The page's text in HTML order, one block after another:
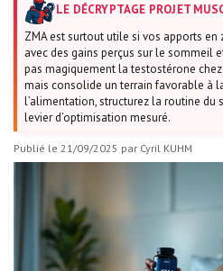
LE DÉCRYPTAGE PROJET
ZMA est surtout utile si vos apports
avec des gains perçus sur le sommeil
pas magiquement la testostérone
mais consolide un terrain favorable à
l’alimentation, structurez la routine du
levier d’optimisation mesuré.
Publié le 21/09/2025 par Cyril KUHM